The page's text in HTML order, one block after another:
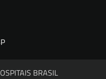
BRASIL